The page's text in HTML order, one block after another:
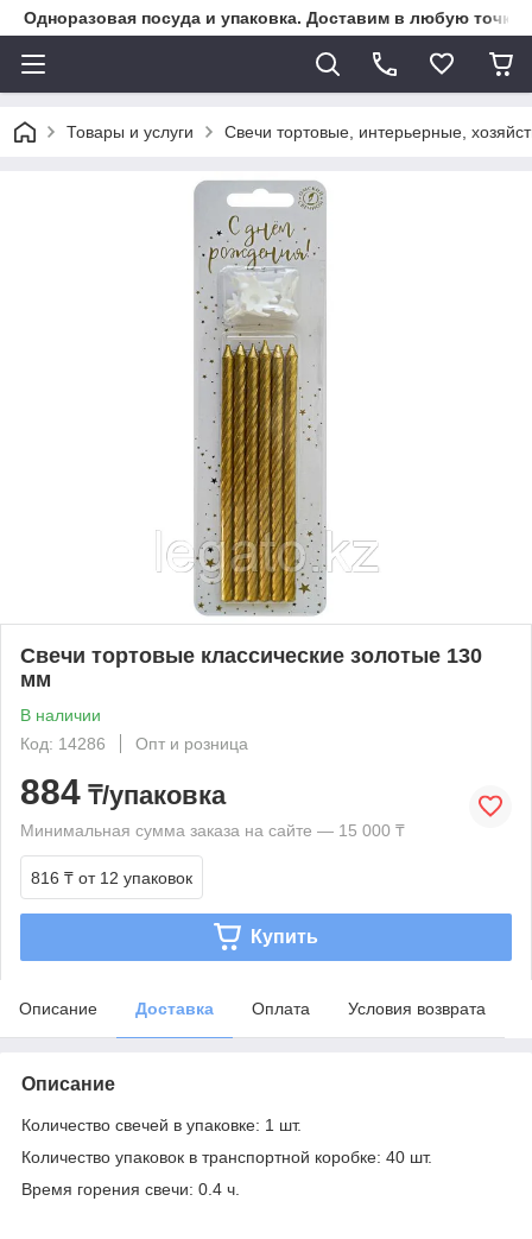
Одноразовая посуда и упаковка. Доставим в любую точку
Товары и услуги Свечи тортовые, интерьерные,
Свечи тортовые классические золотые 130
мм
В наличии
Код: 14286
Опт и розница
884 ₸/упаковка
Минимальная сумма заказа на сайте — 15 000 ₸
816 ₸ от 12 упаковок
Купить
Описание Доставка Оплата Условия возврата
Описание
Количество свечей в упаковке: 1 шт.
Количество упаковок в транспортной коробке: 40 шт.
Время горения свечи: 0.4 ч.